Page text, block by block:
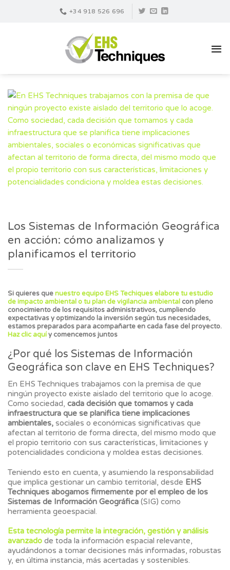
+34 918 526 696
Los Sistemas de Información Geográfica
en acción: cómo analizamos y
planificamos el territorio
Si quieres quenuestro equipo EHS Techiques elabore tu estudio
de impacto ambiental o tu plan de vigilancia ambiental con pleno
conocimiento de los requisitos administrativos, cumpliendo
expectativas y optimizando la inversión según tus necesidades,
estamos preparados para acompañarte en cada fase del proyecto.
Haz clic aquíy comencemos juntos
¿Por qué los Sistemas de Información
Geográfica son clave en EHS Techniques?
En EHS Techniques trabajamos con la premisa de que
ningún proyecto existe aislado del territorio que lo acoge.
Como sociedad, cada decisión que tomamos y cada
infraestructura que se planifica tiene implicaciones
ambientales, sociales o económicas significativas que
afectan al territorio de forma directa, del mismo modo que
el propio territorio con sus características, limitaciones y
potencialidades condiciona y moldea estas decisiones.
Teniendo esto en cuenta, y asumiendo la responsabilidad
que implica gestionar un cambio territorial, desde EHS
Techniques abogamos firmemente por el empleo de los
Sistemas de Información Geográfica (SIG) como
herramienta geoespacial.
Esta tecnología permite la integración, gestión y análisis
avanzado de toda la información espacial relevante,
ayudándonos a tomar decisiones más informadas, robustas
y, en última instancia, más acertadas y sostenibles.